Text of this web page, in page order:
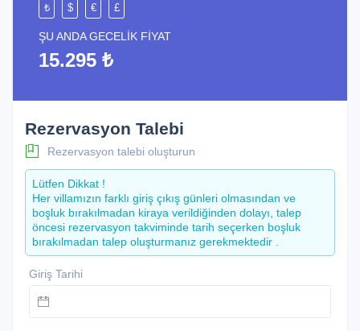
₺ $ € £
ŞU ANDA GECELIK FIYAT
15.295 ₺
Rezervasyon Talebi
Rezervasyon talebi oluşturun
Lütfen Dikkat !
Her villamızın farklı giriş çıkış günleri olmasından ve
boşluk bırakılmadan kiraya verildiğinden dolayı, talep
öncesi rezervasyon takviminde tarih seçerken boşluk
bırakılmadan talep oluşturmanız gerekmektedir .
Giriş Tarihi